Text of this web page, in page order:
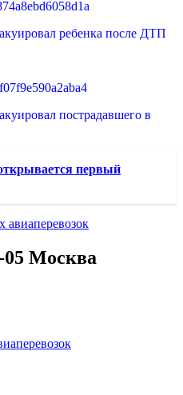
ребенка после ДТП
пострадавшего в
первый
авиаперевозок
05 Москва